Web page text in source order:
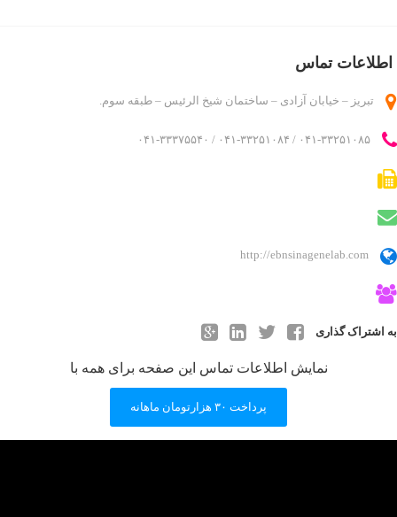
لیست قیمت ها
اطلاعات تماس
تبریز – خیابان آزادی – ساختمان شیخ الرئیس – طبقه سوم.
۰۴۱-۳۳۲۵۱۰۸۵ / ۰۴۱-۳۳۲۵۱۰۸۴ / ۰۴۱-۳۳۳۷۵۵۴۰
http://ebnsinagenelab.com
به اشتراک گذاری
نمایش اطلاعات تماس این صفحه برای همه با
پرداخت ۳۰ هزارتومان ماهانه